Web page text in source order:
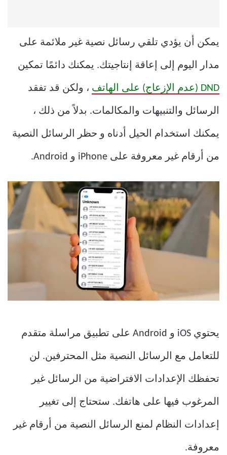
يمكن أن يؤدي تلقي رسائل نصية غير ملائمة على
مدار اليوم إلى إعاقة إنتاجيتك. يمكنك دائمًا تمكين
DND (عدم الإزعاج) على الهاتف ، ولكن قد تفقد
الرسائل والتنبيهات والمكالمات. بدلاً من ذلك ،
يمكنك استخدام الحيل أدناه و حظر الرسائل النصية
من أرقام غير معروفة على iPhone و Android.
يحتوي iOS و Android على تطبيق مراسلة متقدم
للتعامل مع الرسائل النصية مثل المحترفين. لن
تحفظك الإعدادات الافتراضية من الرسائل غير
المرغوب فيها على هاتفك. ستحتاج إلى تغيير
إعدادات النظام لمنع الرسائل النصية من أرقام غير
معروفة.